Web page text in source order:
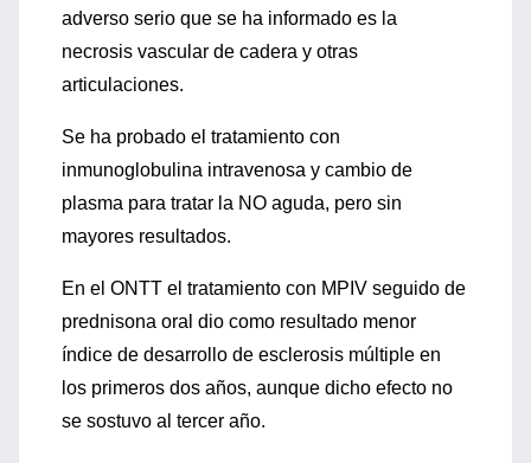
adverso serio que se ha informado es la
necrosis vascular de cadera y otras
articulaciones.
Se ha probado el tratamiento con
inmunoglobulina intravenosa y cambio de
plasma para tratar la NO aguda, pero sin
mayores resultados.
En el ONTT el tratamiento con MPIV seguido de
prednisona oral dio como resultado menor
índice de desarrollo de esclerosis múltiple en
los primeros dos años, aunque dicho efecto no
se sostuvo al tercer año.